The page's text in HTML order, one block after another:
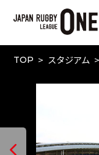
TOP スタジアム